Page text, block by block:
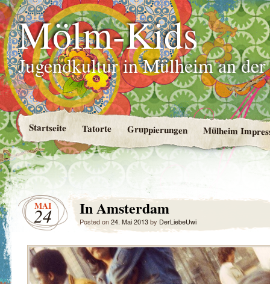
Mölm-Kids
Jugendkultur in Mülheim an
Startseite Tatorte Gruppierungen Mülheim
MAI
24 In Amsterdam
Posted on24. Mai 2013by DerLiebeUwi